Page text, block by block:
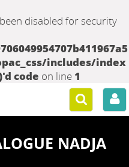
disabled for security
includes/index
code on line 1
NADJA